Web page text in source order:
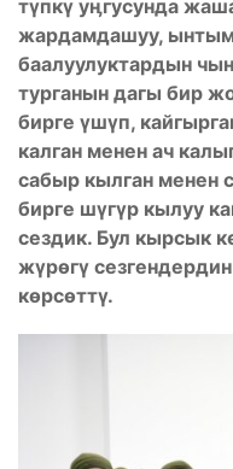
түпкү уӊгусунда
жардамдашуу,
баалуулуктардын
турганын дагы бир
бирге үшүп,
калган менен ач
сабыр кылган менен
бирге шүгүр кылуу
сездик. Бул кырсык
жүрөгү
көрсөттү.